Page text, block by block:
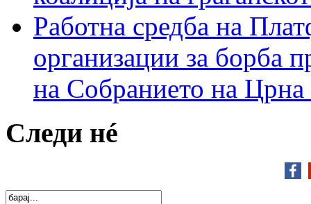
Работна средба на
организации за борба
на Собранието на Црна
Следи нé